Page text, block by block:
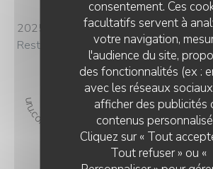
consentement. Ces
facultatifs servent à
votre navigation,
l'audience du site,
des fonctionnalités (ex :
avec les réseaux
afficher des publicités
contenus
Cliquez sur « Tout
Tout refuser » ou «
2025
Restaurant Entre Terre et Mer
f="https://restaurantguru.com" target="_blank">Restaurant Guru